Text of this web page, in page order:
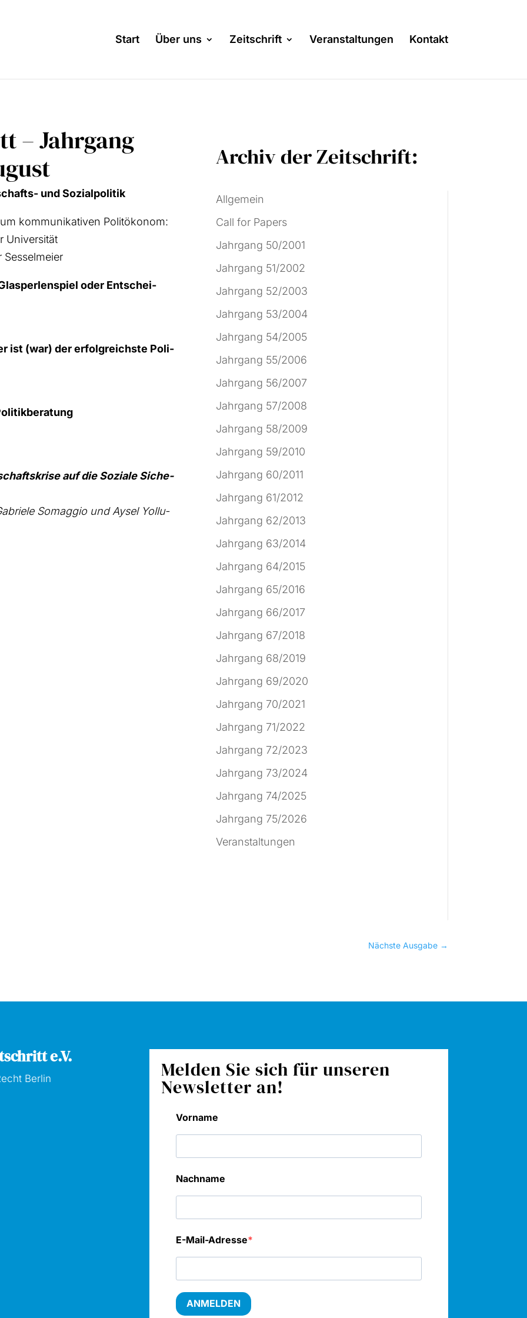
Start Über uns Zeitschrift Veranstaltungen Kontakt
– Jahrgang
und Sozi­al­po­li­tik
kom­mu­ni­ka­ti­ven Polit­öko­nom:
Uni­ver­si­tät
Ses­sel­mei­er
oder Ent­schei­
ist (war) der erfolg­reichs­te Poli­
auf die Sozia­le Siche­
Som­ag­gio und Aysel Yol­lu-
Archiv der Zeitschrift:
Allgemein
Call for Papers
Jahrgang 50/2001
Jahrgang 51/2002
Jahrgang 52/2003
Jahrgang 53/2004
Jahrgang 54/2005
Jahrgang 55/2006
Jahrgang 56/2007
Jahrgang 57/2008
Jahrgang 58/2009
Jahrgang 59/2010
Jahrgang 60/2011
Jahrgang 61/2012
Jahrgang 62/2013
Jahrgang 63/2014
Jahrgang 64/2015
Jahrgang 65/2016
Jahrgang 66/2017
Jahrgang 67/2018
Jahrgang 68/2019
Jahrgang 69/2020
Jahrgang 70/2021
Jahrgang 71/2022
Jahrgang 72/2023
Jahrgang 73/2024
Jahrgang 74/2025
Jahrgang 75/2026
Veranstaltungen
Nächste Ausgabe→
e.V.
Berlin Melden Sie sich für unseren
Newsletter an!
Vorname
Nachname
E-Mail-Adresse
ANMELDEN